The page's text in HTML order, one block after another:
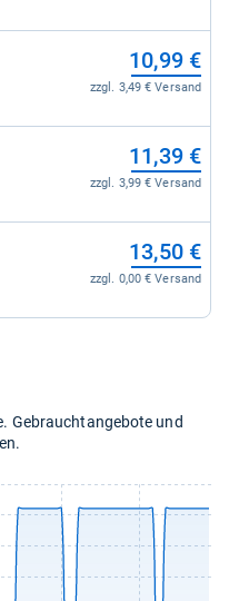
10,99 €
zzgl. 3,49 € Versand
11,39 €
zzgl. 3,99 € Versand
13,50 €
zzgl. 0,00 € Versand
Gebrauchtangebote und